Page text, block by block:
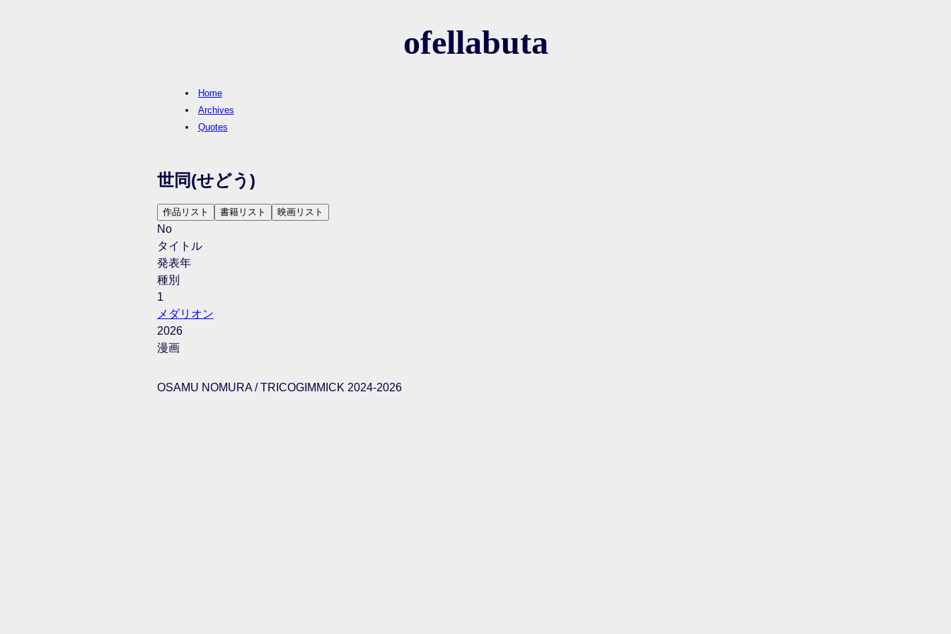
ofellabuta
Home
Archives
Quotes
世同(せどう)
作品リスト 書籍リスト 映画リスト
No
タイトル
発表年
種別
1
メダリオン
2026
漫画
OSAMU NOMURA / TRICOGIMMICK 2024-2026